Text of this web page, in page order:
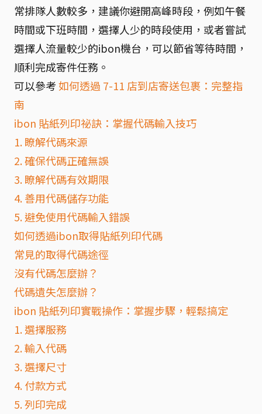
常排隊人數較多，建議你避開高峰時段，例如午餐
時間或下班時間，選擇人少的時段使用，或者嘗試
選擇人流量較少的ibon機台，可以節省等待時間，
順利完成寄件任務。
可以參考如何透過 7-11 店到店寄送包裹：完整指
南
ibon 貼紙列印祕訣：掌握代碼輸入技巧
1. 瞭解代碼來源
2. 確保代碼正確無誤
3. 瞭解代碼有效期限
4. 善用代碼儲存功能
5. 避免使用代碼輸入錯誤
如何透過ibon取得貼紙列印代碼
常見的取得代碼途徑
沒有代碼怎麼辦？
代碼遺失怎麼辦？
ibon 貼紙列印實戰操作：掌握步驟，輕鬆搞定
1. 選擇服務
2. 輸入代碼
3. 選擇尺寸
4. 付款方式
5. 列印完成